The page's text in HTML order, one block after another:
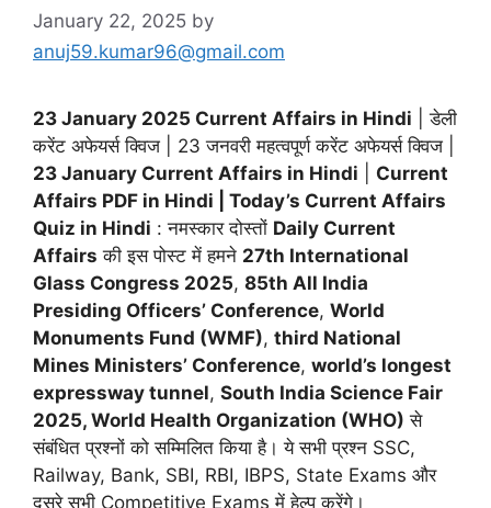
January 22, 2025 by
anuj59.kumar96@gmail.com
23 January 2025 Current Affairs in Hindi | डेली
करेंट अफेयर्स क्विज | 23 जनवरी महत्वपूर्ण करेंट अफेयर्स क्विज |
23 January Current Affairs in Hindi
Current
Affairs PDF in Hindi | Today’s Current Affairs
Quiz in Hindi : नमस्कार दोस्तों Daily Current
Affairs की इस पोस्ट में हमने 27th International
Glass Congress 2025, 85th All India
Presiding Officers’ Conference, World
Monuments Fund (WMF), third National
Mines Ministers’ Conference, world’s longest
expressway tunnel, South India Science Fair
2025, World Health Organization (WHO) से
संबंधित प्रश्नों को सम्मिलित किया है। ये सभी प्रश्न SSC,
Railway, Bank, SBI, RBI, IBPS, State Exams और
दूसरे सभी Competitive Exams में हेल्प करेंगे।